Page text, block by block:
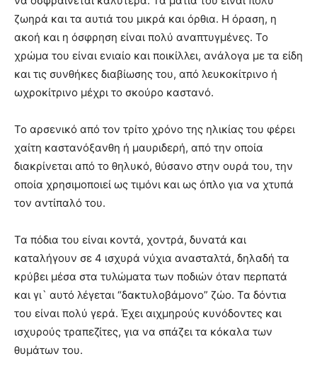
ζωηρά και τα αυτιά του μικρά και όρθια. Η όραση, η
ακοή και η όσφρηση είναι πολύ αναπτυγμένες. Το
χρώμα του είναι ενιαίο και ποικίλλει, ανάλογα με τα είδη
και τις συνθήκες διαβίωσης του, από λευκοκίτρινο ή
ωχροκίτρινο μέχρι το σκούρο καστανό.
Το αρσενικό από τον τρίτο χρόνο της ηλικίας του φέρει
χαίτη καστανόξανθη ή μαυριδερή, από την οποία
διακρίνεται από το θηλυκό, θύσανο στην ουρά του, την
οποία χρησιμοποιεί ως τιμόνι και ως όπλο για να χτυπά
τον αντίπαλό του.
Τα πόδια του είναι κοντά, χοντρά, δυνατά και
καταλήγουν σε 4 ισχυρά νύχια ανασταλτά, δηλαδή τα
κρύβει μέσα στα τυλώματα των ποδιών όταν περπατά
και γι` αυτό λέγεται “δακτυλοβάμονο” ζώο. Τα δόντια
του είναι πολύ γερά. Έχει αιχμηρούς κυνόδοντες και
ισχυρούς τραπεζίτες, για να σπάζει τα κόκαλα των
θυμάτων του.